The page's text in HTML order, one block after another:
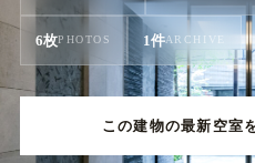
6枚PHOTOS 1件ARCHIVE
この建物の最新空室